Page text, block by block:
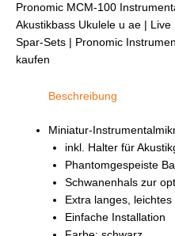
u.ä.
Menge
Pronomic MCM-100
Akustikbass Ukulele u ae |
Spar-Sets | Pronomic
kaufen
Beschreibung
Miniatur-
inkl. Halter für
Phantomgespeiste
Schwanenhals zur
Extra langes,
Einfache Installation